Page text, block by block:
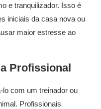
e tranquilizador. Isso é
iniciais da casa nova ou
maior estresse ao
Profissional
com um treinador ou
Profissionais